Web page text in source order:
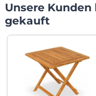
Unsere
gekauft